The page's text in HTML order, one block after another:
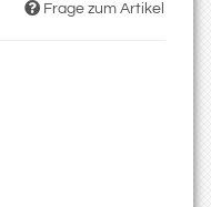
Frage zum Artikel